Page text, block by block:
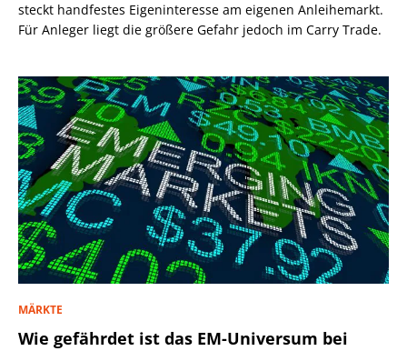
steckt handfestes Eigeninteresse am eigenen Anleihemarkt.
Für Anleger liegt die größere Gefahr jedoch im Carry Trade.
MÄRKTE
Wie gefährdet ist das EM-Universum bei